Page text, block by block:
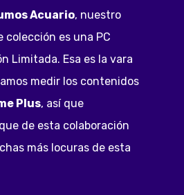
Acuario, nuestro
colección es una PC
Limitada. Esa es la vara
medir los contenidos
Plus, así que
de esta colaboración
más locuras de esta